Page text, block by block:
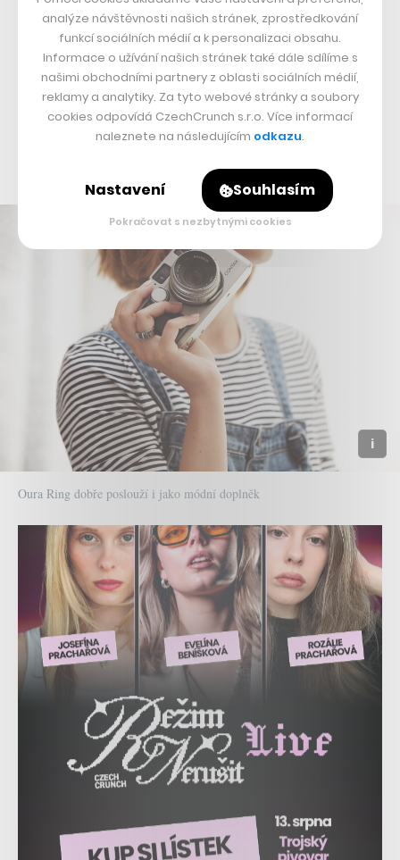
Cookova firma se zdravotním sektorem spolupracuje
především tím, že výzkumníkům poskytuje širokou bázi
subjektů pro výzkum, Oura chce akademiky využít
hlavně pro nabývání znalostí, které firmě pomohou
dávat svým uživatelům maximálně užitečné rady
ohledně jejich spacích (a jiných zdravotních) návyků.
Oura Ring dobře poslouží i jako módní doplněk
analýze návštěvnosti našich stránek, zprostředkování
funkcí sociálních médií a k personalizaci obsahu.
Informace o užívání našich stránek také dále sdílíme s
našimi obchodními partnery z oblasti sociálních médií,
reklamy a analytiky. Za tyto webové stránky a soubory
cookies odpovídá CzechCrunch s.r.o. Více informací
naleznete na následujícím odkazu.
Nastavení Souhlasím
Pokračovat s nezbytnými cookies